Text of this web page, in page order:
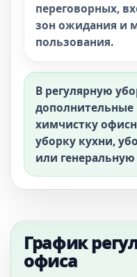
переговорных,
зон ожидания и
пользования.
В регулярную
химчистку
уборку кухни,
или
График
офиса